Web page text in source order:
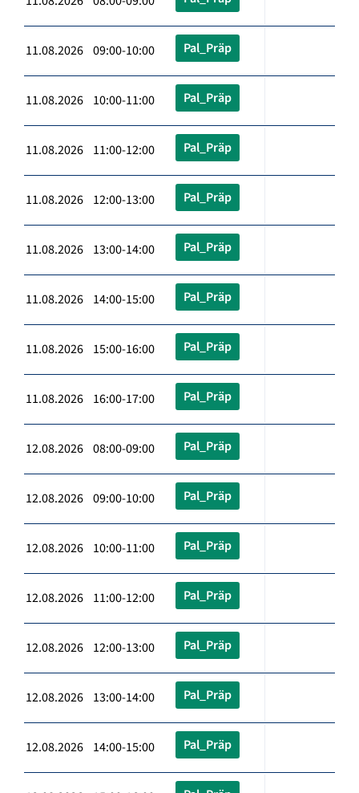
11.08.2026 09:00-10:00 Pal_Präp
11.08.2026 10:00-11:00 Pal_Präp
11.08.2026 11:00-12:00 Pal_Präp
11.08.2026 12:00-13:00 Pal_Präp
11.08.2026 13:00-14:00 Pal_Präp
11.08.2026 14:00-15:00 Pal_Präp
11.08.2026 15:00-16:00 Pal_Präp
11.08.2026 16:00-17:00 Pal_Präp
12.08.2026 08:00-09:00 Pal_Präp
12.08.2026 09:00-10:00 Pal_Präp
12.08.2026 10:00-11:00 Pal_Präp
12.08.2026 11:00-12:00 Pal_Präp
12.08.2026 12:00-13:00 Pal_Präp
12.08.2026 13:00-14:00 Pal_Präp
12.08.2026 14:00-15:00 Pal_Präp